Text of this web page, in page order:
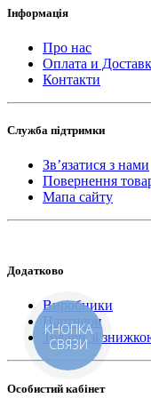
Інформація
Про нас
Оплата и
Контакти
Служба підтримки
Зв’язатися з нами
Повернення
Мапа сайту
Додатково
Виробники
Партнери
Товари зі
Особистий кабінет
КНОПКА
СВЯЗИ